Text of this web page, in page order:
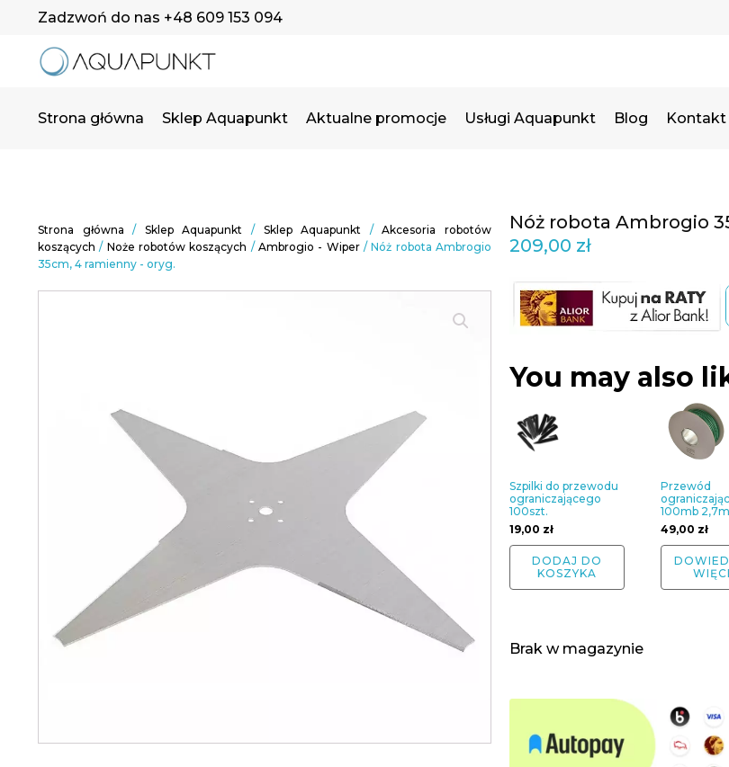
Zadzwoń do nas +48 609 153 094
Strona główna Sklep Aquapunkt Aktualne promocje Usługi Aquapunkt Blog Kontakt
Strona główna / Sklep Aquapunkt / Sklep Aquapunkt /Akcesoria robotów
koszących / Noże robotów koszących /Ambrogio - Wiper/ Nóż robota Ambrogio
35cm, 4 ramienny - oryg.
Nóż robota Ambrogio
209,00 zł
You may also
Szpilki do przewodu
ograniczającego
100szt.
19,00 zł
DODAJ DO
KOSZYKA
Przewód
100mb
49,00 zł
Brak w magazynie